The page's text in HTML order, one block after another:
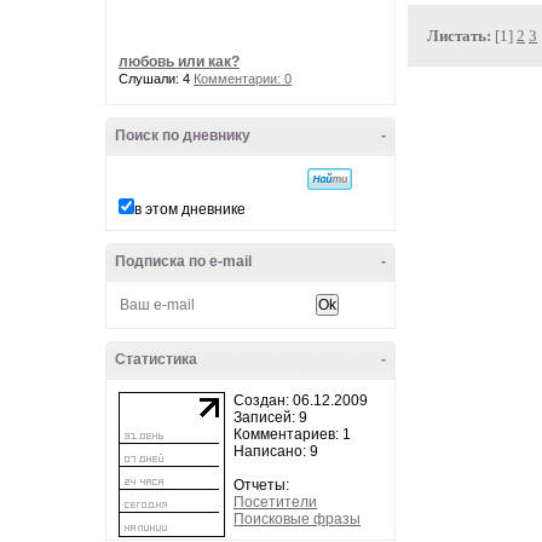
любовь или как?
Слушали: 4 Комментарии: 0
-
Поиск по дневнику
в этом дневнике
-
Подписка по e-mail
-
Статистика
Создан: 06.12.2009
Записей: 9
Комментариев: 1
Написано: 9
Отчеты:
Посетители
Поисковые фразы
Листать: [1] 2 3